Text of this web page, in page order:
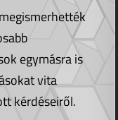
egymásra is
vita
kérdéseiről.